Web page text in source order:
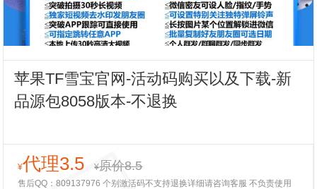
苹果TF雪宝官网-活动码购买以及下载-新
品源包8058版本-不退换
¥代理3.5 ¥原价8.5
售后QQ：809137976 个别激活码不支持退换详细请咨询客服 不负责使用